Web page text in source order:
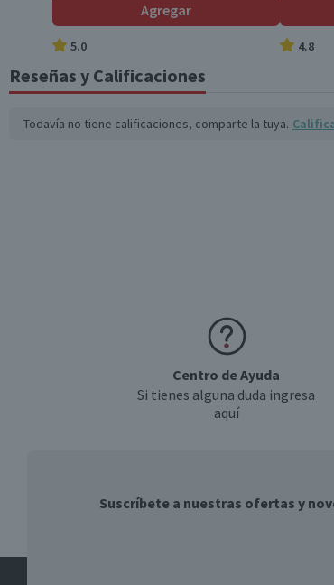
Agregar
5.0 4.8
Reseñas y Calificaciones
Todavía no tiene calificaciones, comparte la tuya.
Centro de Ayuda
Si tienes alguna duda ingresa
aquí
Suscríbete a nuestras ofertas y